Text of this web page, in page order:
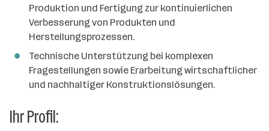
Produktion und Fertigung zur kontinuierlichen
Verbesserung von Produkten und
Herstellungsprozessen.
Technische Unterstützung bei komplexen
Fragestellungen sowie Erarbeitung wirtschaftlicher
und nachhaltiger Konstruktionslösungen.
Ihr Profil: